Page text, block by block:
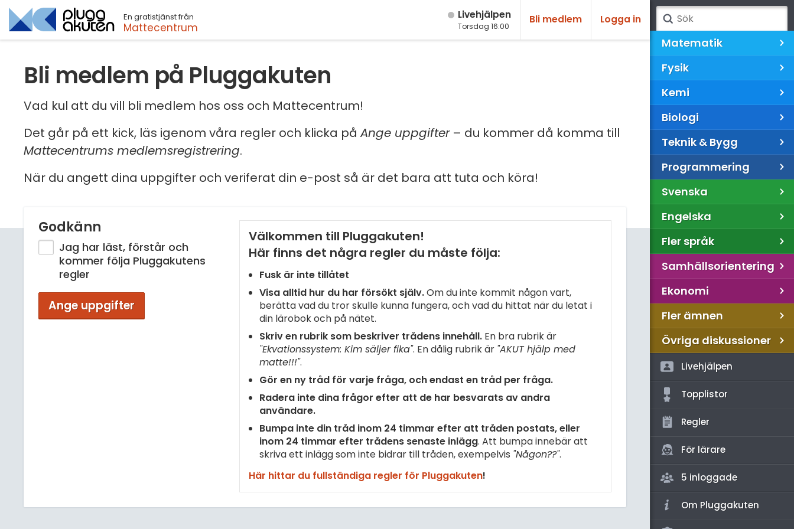
En gratistjänst från
Mattecentrum
Live­hjälpen
Torsdag 16:00
Bli medlem Logga in
Bli medlem på Pluggakuten
Vad kul att du vill bli medlem hos oss och Mattecentrum!
Det går på ett kick, läs igenom våra regler och klicka påAnge uppgifter– du kommer då komma till
Mattecentrums medlemsregistrering.
När du angett dina uppgifter och veriferat din e-post så är det bara att tuta och köra!
Godkänn
Jag har läst, förstår och
kommer följa Pluggakutens
regler
Ange uppgifter
Välkommen till Pluggakuten!
Här finns det några regler du måste följa:
Fusk är inte tillåtet
Visa alltid hur du har försökt själv.Om du inte kommit någon vart,
berätta vad du tror skulle kunna fungera, och vad du hittat när du letat i
din lärobok och på nätet.
Skriv en rubrik som beskriver trådens innehåll. En bra rubrik är
"Ekvationssystem: Kim säljer fika". En dålig rubrik är "AKUT hjälp med
matte!!!".
Gör en ny tråd för varje fråga, och endast en tråd per fråga.
Radera inte dina frågor efter att de har besvarats av andra
användare.
Bumpa inte din tråd inom 24 timmar efter att tråden postats, eller
inom 24 timmar efter trådens senaste inlägg. Att bumpa innebär att
skriva ett inlägg som inte bidrar till tråden, exempelvis "Någon??".
Här hittar du fullständiga regler för Pluggakuten!
Sök
Matematik
Fysik
Kemi
Biologi
Teknik & Bygg
Programmering
Svenska
Engelska
Fler språk
Samhällsorientering
Ekonomi
Fler ämnen
Övriga diskussioner
Livehjälpen
Topplistor
Regler
För lärare
5 inloggade
Om Pluggakuten